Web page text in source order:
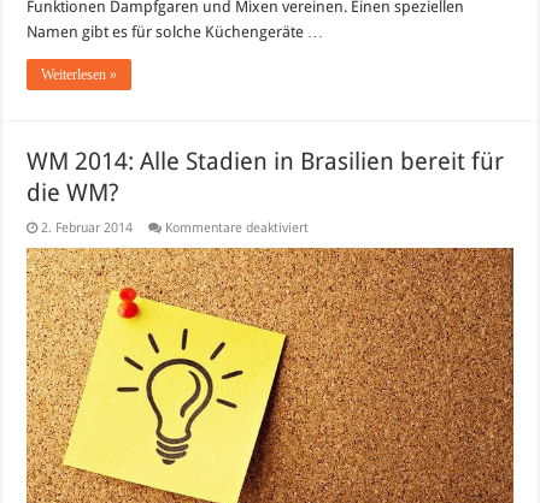
Funktionen Dampfgaren und Mixen vereinen. Einen speziellen
Namen gibt es für solche Küchengeräte …
Weiterlesen »
WM 2014: Alle Stadien in Brasilien bereit für
die WM?
2. Februar 2014 Kommentare deaktiviertfür
2014:
Alle
Stadien
in
Brasilien
bereit
für
die
WM?